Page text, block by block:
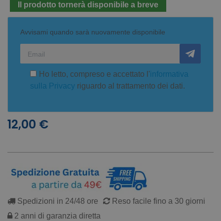
Il prodotto tornerà disponibile a breve
Avvisami quando sarà nuovamente disponibile
Ho letto, compreso e accettato l'informativa
sulla Privacy riguardo al trattamento dei dati.
12,00 €
Spedizioni in 24/48 ore
Reso facile fino a 30 giorni
2 anni di garanzia diretta